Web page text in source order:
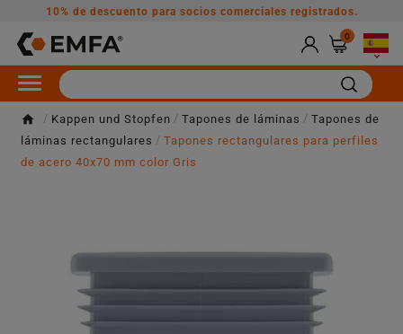
10% de descuento para socios comerciales registrados.
0

Kappen und Stopfen Tapones de láminas
Tapones de
láminas rectangulares
Tapones rectangulares para perfiles
de acero 40x70 mm color Gris